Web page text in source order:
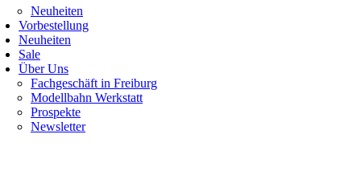
Neuheiten
Vorbestellung
Neuheiten
Sale
Über Uns
Fachgeschäft in Freiburg
Modellbahn Werkstatt
Prospekte
Newsletter